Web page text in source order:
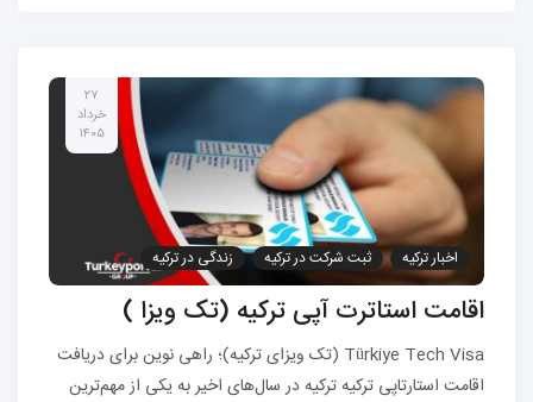
۲۷
خرداد
۱۴۰۵
اخبار ترکیه ثبت شرکت در ترکیه
زندگی در ترکیه
مهاجرت به ترکیه
اقامت استاترت آپی ترکیه (تک ویزا )
Türkiye Tech Visa (تک ویزای ترکیه)؛ راهی نوین برای دریافت
اقامت استارتاپی ترکیه ترکیه در سال‌های اخیر به یکی از مهم‌ترین